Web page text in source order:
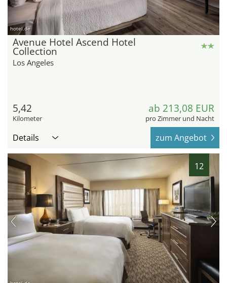
hotel.de
Avenue Hotel Ascend Hotel
Collection
Los Angeles
5,42
Kilometer
ab 213,08 EUR
pro Zimmer und Nacht
Details zum Angebot
12